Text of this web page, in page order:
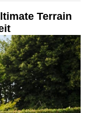
Terrain